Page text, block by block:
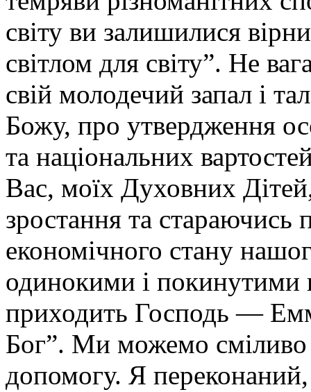
світу ви залишилися
світлом для світу”. Не
свій молодечий запал і
Божу, про утвердження
та національних
Вас, моїх Духовних
зростання та стараючись
економічного стану
одинокими і покинутими
приходить Господь —
Бог”. Ми можемо сміливо
допомогу. Я